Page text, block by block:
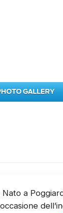
GALLERY
Nato a